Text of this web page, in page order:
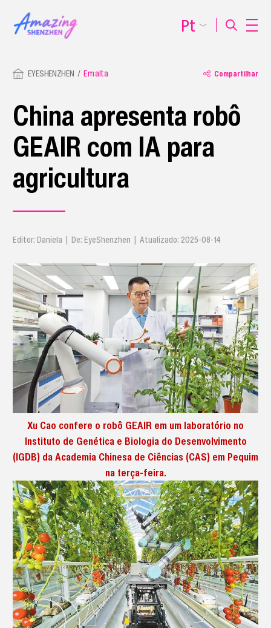
EYESHENZHEN Em alta Compartilhar
China apresenta robô
GEAIR com IA para
agricultura
Editor: Daniela | De: EyeShenzhen | Atualizado: 2025-08-14
Xu Cao confere o robô GEAIR em um laboratório no
Instituto de Genética e Biologia do Desenvolvimento
(IGDB) da Academia Chinesa de Ciências (CAS) em Pequim
na terça-feira.
Pt